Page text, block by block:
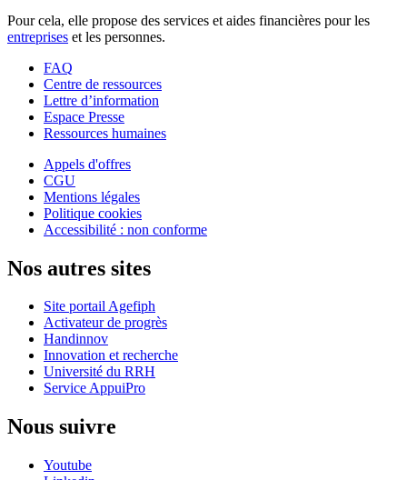
Pour cela, elle propose des services et aides financières pour les
entreprises et les personnes.
FAQ
Centre de ressources
Lettre d’information
Espace Presse
Ressources humaines
Appels d'offres
CGU
Mentions légales
Politique cookies
Accessibilité : non conforme
Nos autres sites
Site portail Agefiph
Activateur de progrès
Handinnov
Innovation et recherche
Université du RRH
Service AppuiPro
Nous suivre
Youtube